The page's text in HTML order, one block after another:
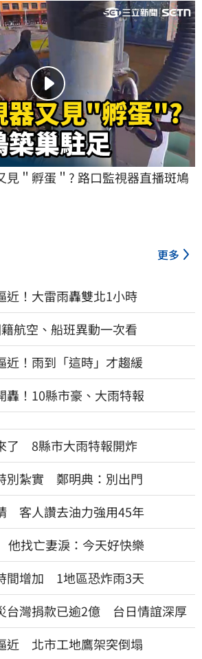
見＂孵蛋＂? 路口監視器直播斑鳩
更多
近！大雷雨轟雙北1小時
航空、船班異動一次看
近！雨到「這時」才趨緩
轟！10縣市豪、大雨特報
了 8縣市大雨特報開炸
別紮實 鄭明典：別出門
客人讚去油力強用45年
找亡妻淚：今天好快樂
間增加 1地區恐炸雨3天
台灣捐款已逾2億 台日情誼深厚
近 北市工地鷹架突倒塌